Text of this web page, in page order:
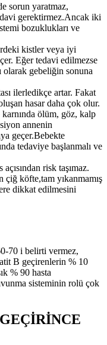
sorun yaratmaz,
gerektirmez.Ancak iki
bozuklukları ve
kistler veya iyi
Eğer tedavi edilmezse
olarak gebeliğin sonuna
ilerledikçe artar. Fakat
hasar daha çok olur.
ölüm, göz, kalp
annenin
geçer.Bebekte
tedaviye başlanmalı ve
risk taşımaz.
köfte,tam yıkanmamış
dikkat edilmesini
70 i belirti vermez,
B geçirenlerin % 10
% 90 hasta
sisteminin rolü çok